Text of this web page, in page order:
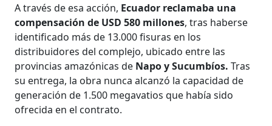
A través de esa acción, Ecuador reclamaba una
compensación de USD 580 millones, tras haberse
identificado más de 13.000 fisuras en los
distribuidores del complejo, ubicado entre las
provincias amazónicas de Napo y Sucumbíos. Tras
su entrega, la obra nunca alcanzó la capacidad de
generación de 1.500 megavatios que había sido
ofrecida en el contrato.